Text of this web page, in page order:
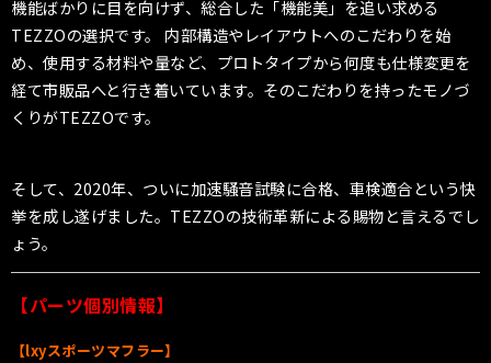
機能ばかりに目を向けず、総合した「機能美」を追い求める
TEZZOの選択です。 内部構造やレイアウトへのこだわりを始
め、使用する材料や量など、プロトタイプから何度も仕様変更を
経て市販品へと行き着いています。そのこだわりを持ったモノづ
くりがTEZZOです。
そして、2020年、ついに加速騒音試験に合格、車検適合という快
挙を成し遂げました。TEZZOの技術革新による賜物と言えるでし
ょう。
【パーツ個別情報】
【lxyスポーツマフラー】